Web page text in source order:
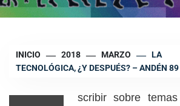
INICIO 2018 MARZO
LA
TECNOLÓGICA, ¿Y DESPUÉS? – ANDÉN 89
scribir sobre